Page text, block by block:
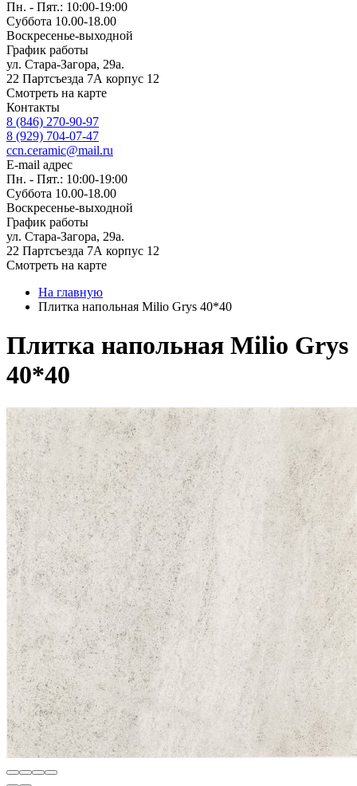
Пн. - Пят.: 10:00-19:00
Суббота 10.00-18.00
Воскресенье-выходной
График работы
ул. Стара-Загора, 29а.
22 Партсъезда 7А корпус 12
Смотреть на карте
Контакты
8 (846) 270-90-97
8 (929) 704-07-47
ccn.ceramic@mail.ru
E-mail адрес
Пн. - Пят.: 10:00-19:00
Суббота 10.00-18.00
Воскресенье-выходной
График работы
ул. Стара-Загора, 29а.
22 Партсъезда 7А корпус 12
Смотреть на карте
На главную
Плитка напольная Milio Grys 40*40
Плитка напольная Milio Grys
40*40